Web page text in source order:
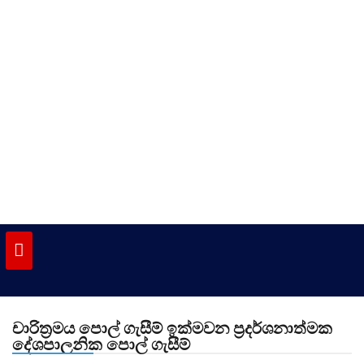
චාරිත්‍රමය පොල් ගැසීම් ඉක්මවන ප්‍රදර්ශනාත්මක
දේශපාලනික පොල් ගැසීම්